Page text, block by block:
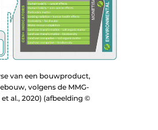
van een bouwproduct,
volgens de MMG-
al., 2020) (afbeelding ©